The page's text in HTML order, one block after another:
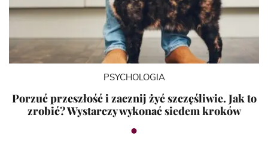
PSYCHOLOGIA
Porzuć przeszłość i zacznij żyć szczęśliwie. Jak to
zrobić? Wystarczy wykonać siedem kroków